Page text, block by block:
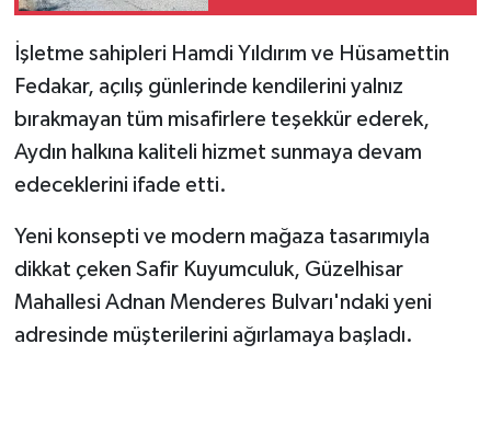
İşletme sahipleri Hamdi Yıldırım ve Hüsamettin
Fedakar, açılış günlerinde kendilerini yalnız
bırakmayan tüm misafirlere teşekkür ederek,
Aydın halkına kaliteli hizmet sunmaya devam
edeceklerini ifade etti.
Yeni konsepti ve modern mağaza tasarımıyla
dikkat çeken Safir Kuyumculuk, Güzelhisar
Mahallesi Adnan Menderes Bulvarı'ndaki yeni
adresinde müşterilerini ağırlamaya başladı.